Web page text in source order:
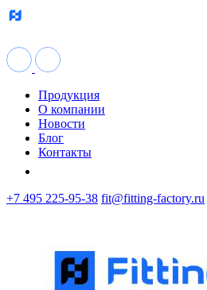
Продукция
О компании
Новости
Блог
Контакты
+7 495 225-95-38 fit@fitting-factory.ru